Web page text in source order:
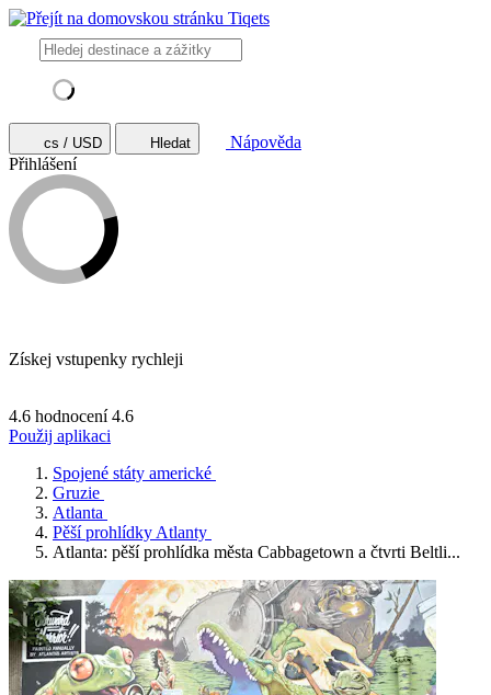
cs / USD Hledat
Nápověda
Přihlášení
Získej vstupenky rychleji
4.6 hodnocení 4.6
Použij aplikaci
Spojené státy americké
Gruzie
Atlanta
Pěší prohlídky Atlanty
Atlanta: pěší prohlídka města Cabbagetown a čtvrti Beltli...